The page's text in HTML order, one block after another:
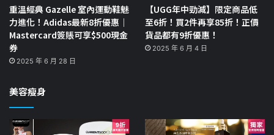
重溫經典 Gazelle 室內運動鞋魅
力進化！Adidas最新8折優惠｜
Mastercard簽賬可享$500現金
券
2025 年 6 月 28 日
【UGG年中勁減】限定商品低
至6折！買2件再享85折！正價
貨品都有9折優惠！
2025 年 6 月 4 日
美容瘦身